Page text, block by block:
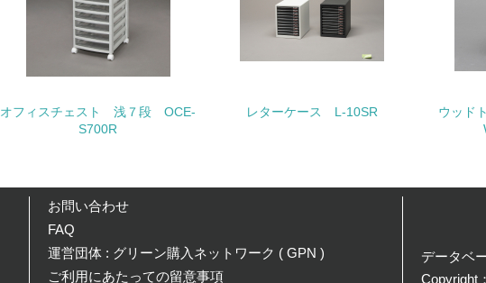
3.社会面の取り組み
23.
25. <L1> 「情報セキュリティ」に関する方針、規定等を持っている
4.環境面・社会面の情報公開他
オフィスチェスト 浅７段 OCE-
S700R
レターケース L-10SR
ウッド
お問い合わせ
FAQ
運営団体 : グリーン購入ネットワーク ( GPN )
ご利用にあたっての留意事項
データベ
Copyright